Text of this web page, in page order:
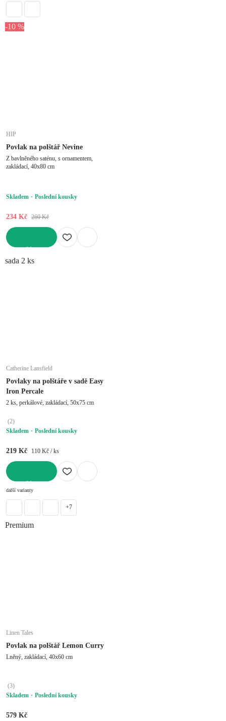
-10 %
HIP
Povlak na polštář Nevine
Z bavlněného saténu, s ornamentem,
zakládací, 40x80 cm
Skladem Poslední kousky
234 Kč 260 Kč
sada 2 ks
Catherine Lansfield
Povlaky na polštáře v sadě Easy
Iron Percale
2 ks, perkálové, zakládací, 50x75 cm
(2)
Skladem
Poslední kousky
219 Kč 110 Kč / ks
další varianty
+7
Premium
Linen Tales
Povlak na polštář Lemon Curry
Lněný, zakládací, 40x60 cm
(3)
Skladem
Poslední kousky
579 Kč